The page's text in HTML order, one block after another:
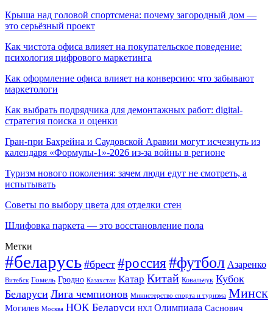
Крыша над головой спортсмена: почему загородный дом —
это серьёзный проект
Как чистота офиса влияет на покупательское поведение:
психология цифрового маркетинга
Как оформление офиса влияет на конверсию: что забывают
маркетологи
Как выбрать подрядчика для демонтажных работ: digital-
стратегия поиска и оценки
Гран-при Бахрейна и Саудовской Аравии могут исчезнуть из
календаря «Формулы-1»-2026 из-за войны в регионе
Туризм нового поколения: зачем люди едут не смотреть, а
испытывать
Советы по выбору цвета для отделки стен
Шлифовка паркета — это восстановление пола
Метки
#беларусь #брест #россия#футбол Азаренко
Витебск Гомель Гродно Казахстан Катар Китай Ковальчук Кубок
Беларуси Лига чемпионов Министерство спорта и туризма Минск
Могилев Москва НОК Беларуси НХЛ Олимпиада Саснович